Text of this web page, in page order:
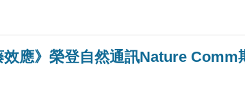
應》榮登自然通訊Nature Comm